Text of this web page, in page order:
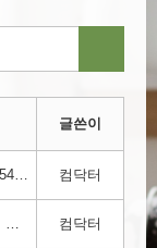
글쓴이
소공동 컴퓨터수리 컴닥터!! 소공동점 1800-3354 컴닥터
[서울]서울특별시 중구 소공동 중구컴퓨터수리 컴닥터!!! 1800-3354 컴닥터